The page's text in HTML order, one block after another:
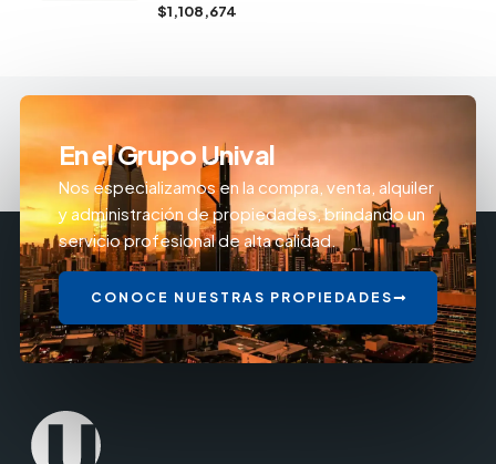
$1,108,674
En el Grupo Unival
Nos especializamos en la compra, venta, alquiler
y administración de propiedades, brindando un
servicio profesional de alta calidad.
CONOCE NUESTRAS PROPIEDADES